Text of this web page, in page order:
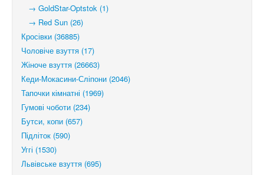
→ GoldStar-Optstok (1)
→ Red Sun (26)
Кросівки (36885)
Чоловіче взуття (17)
Жіноче взуття (26663)
Кеди-Мокасини-Сліпони (2046)
Тапочки кімнатні (1969)
Гумові чоботи (234)
Бутси, копи (657)
Підліток (590)
Уггі (1530)
Львівське взуття (695)